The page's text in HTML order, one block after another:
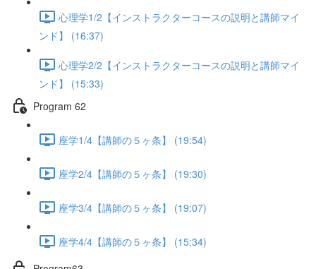
心理学1/2【インストラクターコースの説明と講師マイ
ンド】 (16:37)
心理学2/2【インストラクターコースの説明と講師マイ
ンド】 (15:33)
Program 62
座学1/4【講師の５ヶ条】 (19:54)
座学2/4【講師の５ヶ条】 (19:30)
座学3/4【講師の５ヶ条】 (19:07)
座学4/4【講師の５ヶ条】 (15:34)